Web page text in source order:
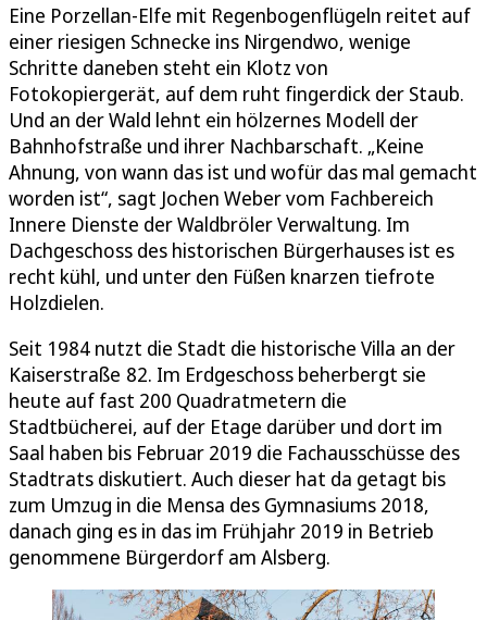
Eine Porzellan-Elfe mit Regenbogenflügeln reitet auf
einer riesigen Schnecke ins Nirgendwo, wenige
Schritte daneben steht ein Klotz von
Fotokopiergerät, auf dem ruht fingerdick der Staub.
Und an der Wald lehnt ein hölzernes Modell der
Bahnhofstraße und ihrer Nachbarschaft. „Keine
Ahnung, von wann das ist und wofür das mal gemacht
worden ist“, sagt Jochen Weber vom Fachbereich
Innere Dienste der Waldbröler Verwaltung. Im
Dachgeschoss des historischen Bürgerhauses ist es
recht kühl, und unter den Füßen knarzen tiefrote
Holzdielen.
Seit 1984 nutzt die Stadt die historische Villa an der
Kaiserstraße 82. Im Erdgeschoss beherbergt sie
heute auf fast 200 Quadratmetern die
Stadtbücherei, auf der Etage darüber und dort im
Saal haben bis Februar 2019 die Fachausschüsse des
Stadtrats diskutiert. Auch dieser hat da getagt bis
zum Umzug in die Mensa des Gymnasiums 2018,
danach ging es in das im Frühjahr 2019 in Betrieb
genommene Bürgerdorf am Alsberg.